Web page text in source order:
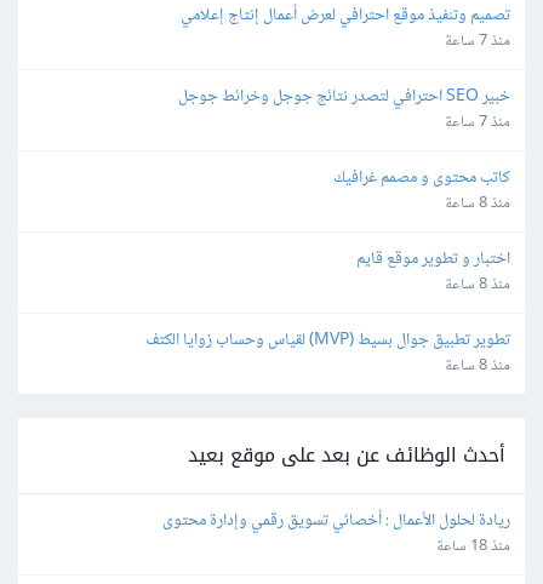
تصميم وتنفيذ موقع احترافي لعرض أعمال إنتاج إعلامي
منذ 7 ساعة
خبير SEO احترافي لتصدر نتائج جوجل وخرائط جوجل
منذ 7 ساعة
كاتب محتوى و مصمم غرافيك
منذ 8 ساعة
اختبار و تطوير موقع قايم
منذ 8 ساعة
تطوير تطبيق جوال بسيط (MVP) لقياس وحساب زوايا الكتف
منذ 8 ساعة
أحدث الوظائف عن بعد على موقع بعيد
ريادة لحلول الأعمال : أخصائي تسويق رقمي وإدارة محتوى
منذ 18 ساعة